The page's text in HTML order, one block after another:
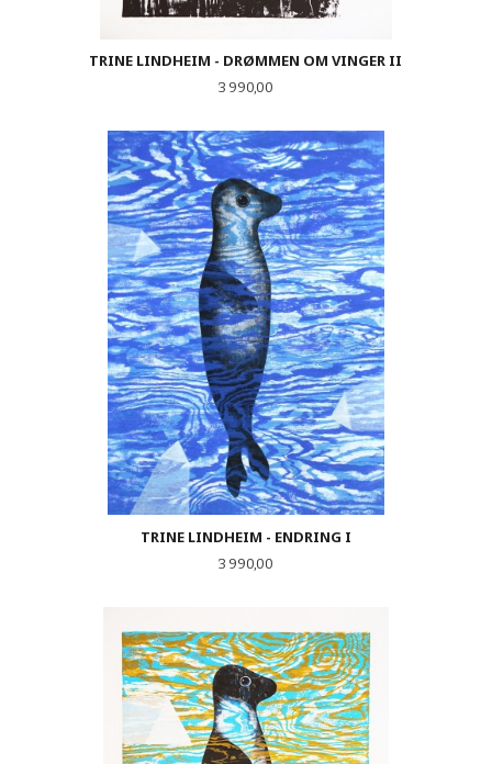
TRINE LINDHEIM - DRØMMEN OM VINGER II
Pris
3 990,00
TRINE LINDHEIM - ENDRING I
Pris
3 990,00